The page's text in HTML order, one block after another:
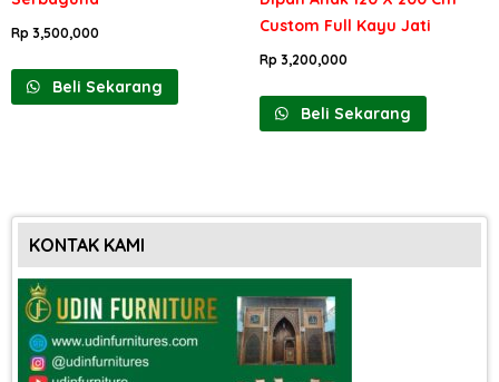
Rp 3,500,000
Beli Sekarang
Custom Full Kayu Jati
Rp3,200,000
Beli Sekarang
KONTAK KAMI